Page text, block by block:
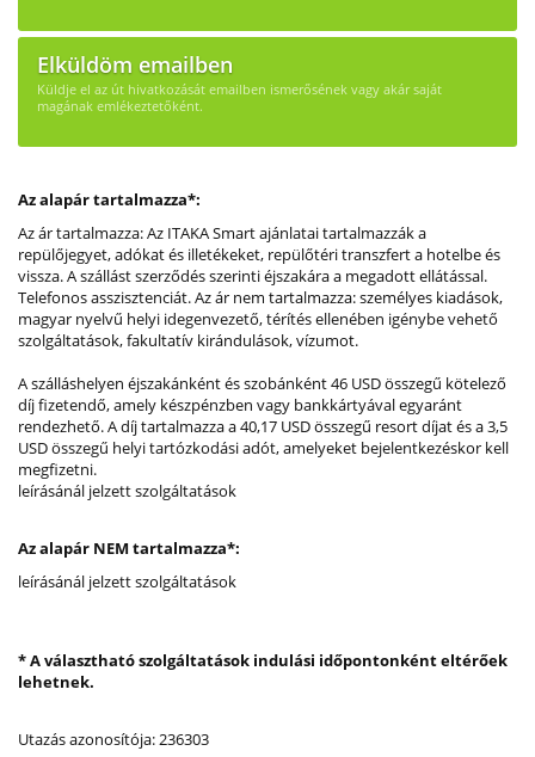
Elküldöm emailben
Küldje el az út hivatkozását emailben ismerősének vagy akár saját
magának emlékeztetőként.
Az alapár tartalmazza*:
Az ár tartalmazza: Az ITAKA Smart ajánlatai tartalmazzák a
repülőjegyet, adókat és illetékeket, repülőtéri transzfert a hotelbe és
vissza. A szállást szerződés szerinti éjszakára a megadott ellátással.
Telefonos asszisztenciát. Az ár nem tartalmazza: személyes kiadások,
magyar nyelvű helyi idegenvezető, térítés ellenében igénybe vehető
szolgáltatások, fakultatív kirándulások, vízumot.
A szálláshelyen éjszakánként és szobánként 46 USD összegű kötelező
díj fizetendő, amely készpénzben vagy bankkártyával egyaránt
rendezhető. A díj tartalmazza a 40,17 USD összegű resort díjat és a 3,5
USD összegű helyi tartózkodási adót, amelyeket bejelentkezéskor kell
megfizetni.
leírásánál jelzett szolgáltatások
Az alapár NEM tartalmazza*:
leírásánál jelzett szolgáltatások
* A választható szolgáltatások indulási időpontonként eltérőek
lehetnek.
Utazás azonosítója: 236303